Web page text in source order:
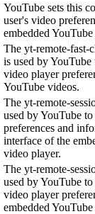
YouTube sets this
user's video
embedded
The yt-remote-fast-
is used by YouTube
video player
YouTube videos.
The yt-remote-
used by YouTube to
preferences and
interface of the
video player.
The yt-remote-
used by YouTube to
video player
embedded